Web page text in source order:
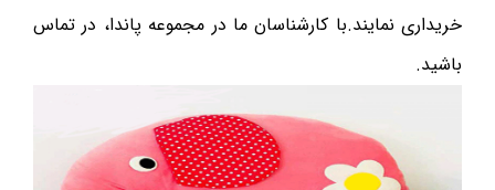
خریداری نمایند.با کارشناسان ما در مجموعه پاندا، در تماس
باشید.